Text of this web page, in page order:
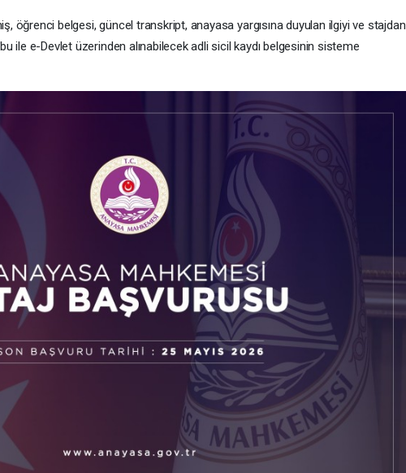
öğrenci belgesi, güncel transkript, anayasa yargısına duyulan ilgiyi ve stajdan
ile e-Devlet üzerinden alınabilecek adli sicil kaydı belgesinin sisteme